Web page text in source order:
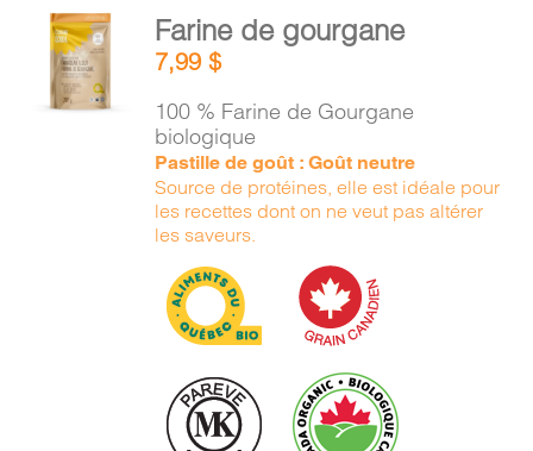
AJOUTER
AU
PANIER
Farine de gourgane
7,99$
100 % Farine de Gourgane
biologique
Pastille de goût : Goût neutre
Source de protéines, elle est idéale pour
les recettes dont on ne veut pas altérer
les saveurs.